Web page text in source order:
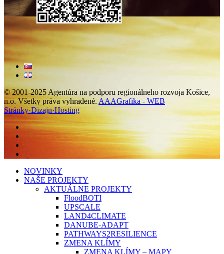
© 2001-2025 Agentúra na podporu regionálneho rozvoja Košice,
n.o. Všetky práva vyhradené.AAAGrafika - WEB
Stránky·Dizajn·Hosting
facebook
linkedin
Close
Menu
NOVINKY
NAŠE PROJEKTY
AKTUÁLNE PROJEKTY
FloodBOTI
UPSCALE
LAND4CLIMATE
DANUBE-ADAPT
PATHWAYS2RESILIENCE
ZMENA KLÍMY
ZMENA KLÍMY – MAPY